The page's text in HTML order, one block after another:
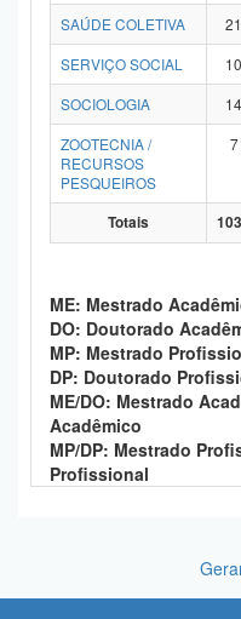
SAÚDE COLETIVA
21
SERVIÇO SOCIAL
10
SOCIOLOGIA
14
ZOOTECNIA /
RECURSOS
PESQUEIROS
7
Totais
ME: Mestrado
DO: Doutorado
MP: Mestrado
DP: Doutorado
ME/DO: Mestrado
Acadêmico
MP/DP: Mestrado
Profissional